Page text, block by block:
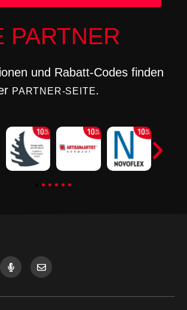
PARTNER
und Rabatt-Codes finden
PARTNER-SEITE.